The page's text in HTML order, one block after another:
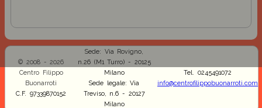
© 2008 - 2026
Centro Filippo
Buonarroti
C.F. 97339870152
Sede: Via Rovigno,
n.26 (M1 Turro) - 20125
Milano
Sede legale: Via
Treviso, n.6 - 20127
Milano
Tel. 0245491072
info@centrofilippobuonarroti.com